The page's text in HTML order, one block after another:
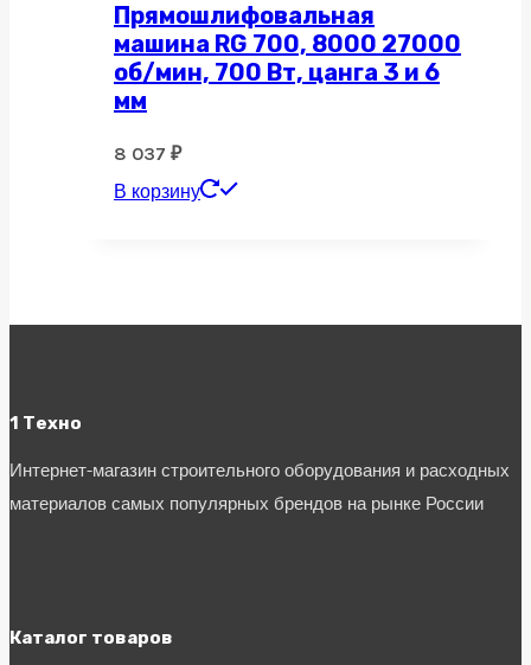
Прямошлифовальная
машина RG 700, 8000 27000
об/мин, 700 Вт, цанга 3 и 6
мм
8 037 ₽
В корзину
1 Техно
Интернет-магазин строительного оборудования и расходных
материалов самых популярных брендов на рынке России
Каталог товаров